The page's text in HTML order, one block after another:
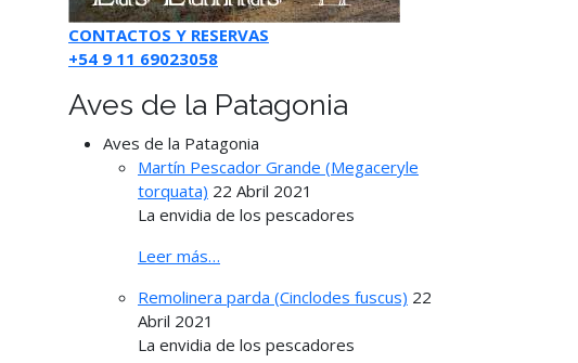
CONTACTOS Y RESERVAS
+54 9 11 69023058
Aves de la Patagonia
Aves de la Patagonia
Martín Pescador Grande (Megaceryle
torquata) 22 Abril 2021
La envidia de los pescadores
Leer más…
Remolinera parda (Cinclodes fuscus) 22
Abril 2021
La envidia de los pescadores